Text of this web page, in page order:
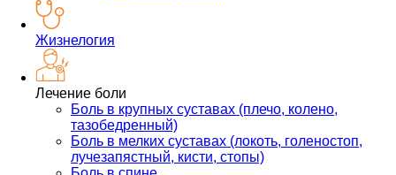
Жизнелогия
Лечение боли
Боль в крупных суставах (плечо, колено,
тазобедренный)
Боль в мелких суставах (локоть, голеностоп,
лучезапястный, кисти, стопы)